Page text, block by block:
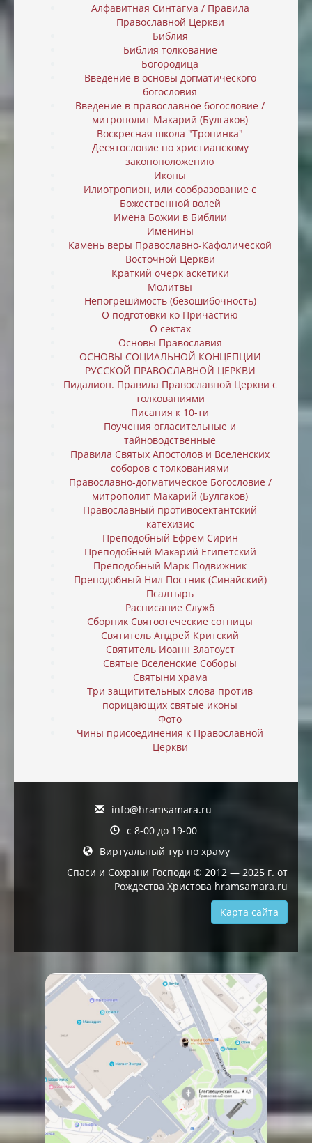
Алфавитная Синтагма / Правила
Православной Церкви
Библия
Библия толкование
Богородица
Введение в основы догматического
богословия
Введение в православное богословие /
митрополит Макарий (Булгаков)
Воскресная школа "Тропинка"
Десятословие по христианскому
законоположению
Иконы
Илиотропион, или cообразование с
Божественной волей
Имена Божии в Библии
Именины
Камень веры Православно-Кафолической
Восточной Церкви
Краткий очерк аскетики
Молитвы
Непогреши́мость (безошибочность)
О подготовки ко Причастию
О сектах
Основы Православия
ОСНОВЫ СОЦИАЛЬНОЙ КОНЦЕПЦИИ
РУССКОЙ ПРАВОСЛАВНОЙ ЦЕРКВИ
Пидалион. Правила Православной Церкви с
толкованиями
Писания к 10-ти
Поучения огласительные и
тайноводственные
Правила Святых Апостолов и Вселенских
соборов с толкованиями
Православно-догматическое Богословие /
митрополит Макарий (Булгаков)
Православный противосектантский
катехизис
Преподобный Ефрем Сирин
Преподобный Макарий Египетский
Преподобный Марк Подвижник
Преподобный Нил Постник (Синайский)
Псалтырь
Расписание Служб
Сборник Святоотеческие сотницы
Святитель Андрей Критский
Святитель Иоанн Златоуст
Святые Вселенские Соборы
Святыни храма
Три защитительных слова против
порицающих святые иконы
Фото
Чины присоединения к Православной
Церкви
info@hramsamara.ru
с 8-00 до 19-00
Виртуальный тур по храму
Спаси и Сохрани Господи © 2012 — 2025 г. от
Рождества Христова hramsamara.ru
Карта сайта